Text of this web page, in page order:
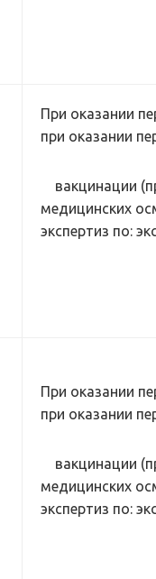
При оказании
при оказании
вакцинации
медицинских
экспертиз по:
При оказании
при оказании
вакцинации
медицинских
экспертиз по: